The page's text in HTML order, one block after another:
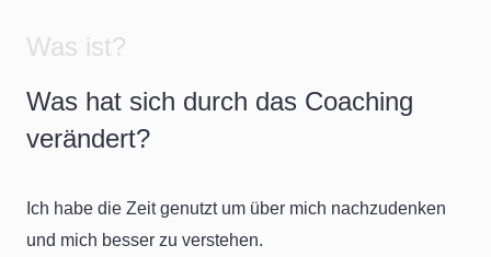
Was ist?
Was hat sich durch das Coaching
verändert?
Ich habe die Zeit genutzt um über mich nachzudenken
und mich besser zu verstehen.